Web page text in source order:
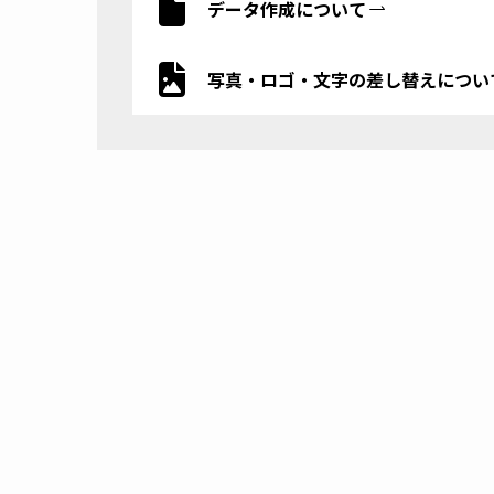
データ作成について
写真・ロゴ・文字の差し替えについ